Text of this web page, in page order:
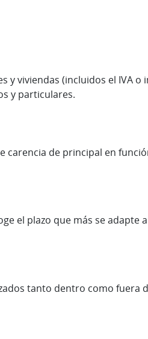
viviendas (incluidos el IVA
y particulares.
carencia de principal en
el plazo que más se adapte
tanto dentro como